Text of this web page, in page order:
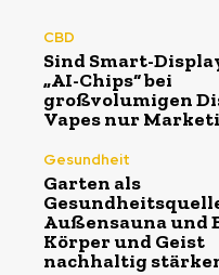
CBD
Sind Smart-
„AI-Chips“ bei
großvolumigen
Vapes nur
Gesundheit
Garten als
Außensauna und
Körper und Geist
nachhaltig